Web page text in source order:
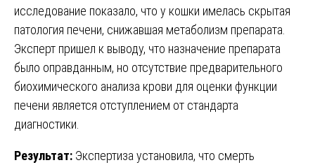
исследование показало, что у кошки имелась скрытая
патология печени, снижавшая метаболизм препарата.
Эксперт пришел к выводу, что назначение препарата
было оправданным, но отсутствие предварительного
биохимического анализа крови для оценки функции
печени является отступлением от стандарта
диагностики.
Результат: Экспертиза установила, что смерть